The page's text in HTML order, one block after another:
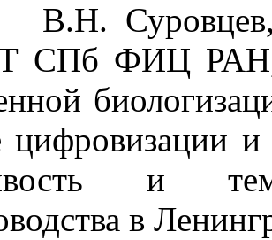
СПб ФИЦ РАН,
цифровизации и
и
в